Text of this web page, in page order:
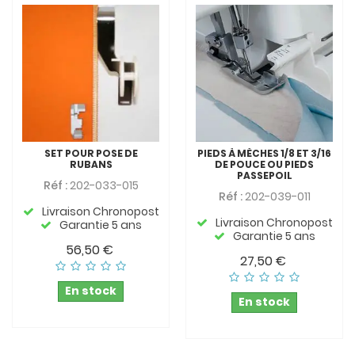
SET POUR POSE DE
RUBANS
Réf :202-033-015
Livraison Chronopost
Garantie 5 ans
56,50 €
En stock
PIEDS À MÈCHES 1/8 ET 3/16
DE POUCE OU PIEDS
PASSEPOIL
Réf :202-039-011
Livraison Chronopost
Garantie 5 ans
27,50 €
En stock